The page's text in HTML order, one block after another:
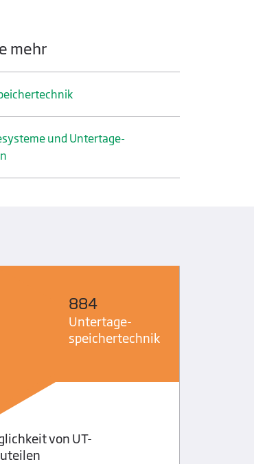
mehr
und Untertage­
884
Untertage­
speicher­technik
von UT-